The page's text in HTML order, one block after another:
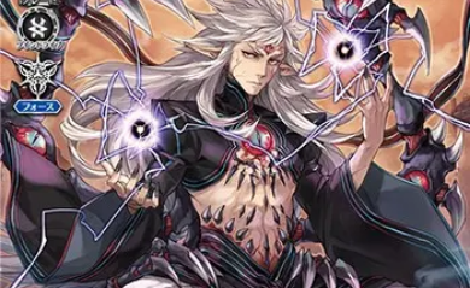
最新弾
【DZ】ブースター
【DZ】その他ブースター
【DZ】デッキなど